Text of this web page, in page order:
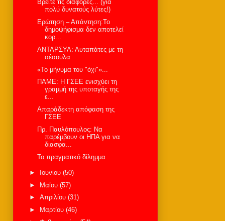
Bρείτε τις διαφορές... (για
πολύ δυνατούς λύτες!)
Ερώτηση – Απάντηση:Το
δημοψήφισμα δεν αποτελεί
κορ...
AΝΤΑΡΣΥΑ: Αυταπάτες με τη
σέσουλα
«Το μήνυμα του "όχι"»...
ΠΑΜΕ: Η ΓΣΕΕ ενισχύει τη
γραμμή της υποταγής της
ε...
Απαράδεκτη απόφαση της
ΓΣΕΕ
Πρ. Παυλόπουλος: Να
παρέμβουν οι ΗΠΑ για να
διασφα...
Το πραγματικό δίλημμα
► Ιουνίου (50)
► Μαΐου (57)
► Απριλίου (31)
►
Μαρτίου (46)